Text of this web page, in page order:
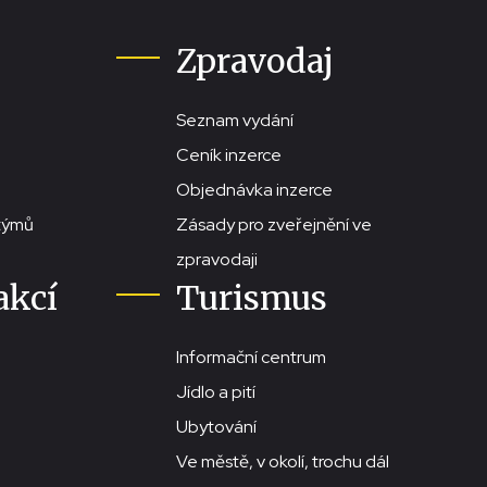
Zpravodaj
Seznam vydání
Ceník inzerce
Objednávka inzerce
Zásady pro zveřejnění ve
zpravodaji
Turismus
Informační centrum
Jídlo a pití
Ubytování
Ve městě, v okolí, trochu dál